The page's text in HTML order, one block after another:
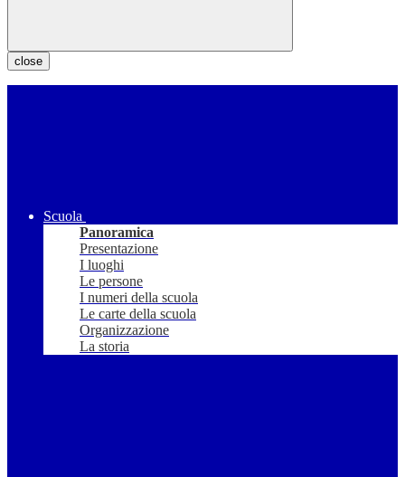
close
Scuola
Panoramica
Presentazione
I luoghi
Le persone
I numeri della scuola
Le carte della scuola
Organizzazione
La storia